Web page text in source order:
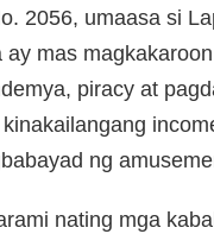
2056, umaasa si
mas
piracy at
ng
nating mga